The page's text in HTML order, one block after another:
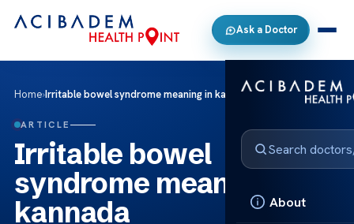
Ask a Doctor
About
Home›Irritable bowel syndrome meaning in kannada
ARTICLE
Irritable bowel
syndrome meaning in
kannada